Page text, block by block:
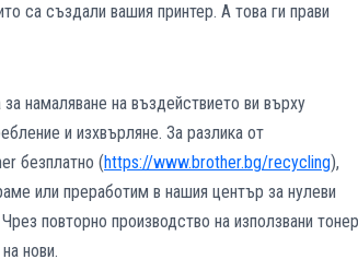
са създали вашия принтер. А това ги прави
намаляване на въздействието ви върху
и изхвърляне. За разлика от
безплатно (https://www.brother.bg/recycling),
или преработим в нашия център за нулеви
повторно производство на използвани тонер
нови.